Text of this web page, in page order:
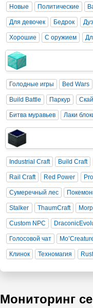
Новые Политические
Для девочек Бедрок
Хорошие С оружием
Голодные игры Bed Wars
Build Battle Паркур
Битва муравьев Лаки
Industrial Craft Build Craft
Rail Craft Red Power
Сумеречный лес
Stalker ThaumCraft
Custom NPC
Голосовой чат
Клинок Техномагия Rust
Мониторинг